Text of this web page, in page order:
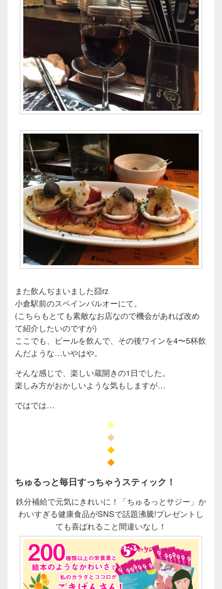
また飲んぢまいました囧rz
小倉駅前のスペインバルオーにて。
(こちらもとても素敵なお店なので機会があれば改め
て紹介したいのですが)
ここでも、ビールを飲んで、その後ワインを4〜5杯飲
んだような…いやはや。
そんな感じで、楽しい蔵開きの1日でした。
楽しみ方がおかしいような気もしますが…
ではでは…
◆
◆
◆
◆
ちゅるっと毎日すっちゃうスティック！
鉄分補給で元気にきれいに！「ちゅるっとサジー」か
わいすぎる健康食品がSNSで話題沸騰!プレゼントし
ても喜ばれること間違いなし！